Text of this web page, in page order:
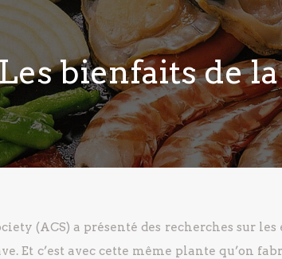
bienfaits de
(ACS) a présenté des recherches sur
Et c’est avec cette même plante qu’on